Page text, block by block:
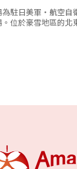
為駐日美軍‧航空自
。位於豪雪地區的